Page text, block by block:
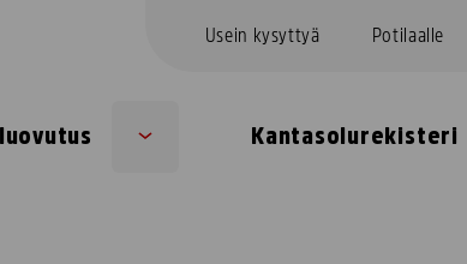
Usein kysyttyä Potilaalle
Kantasolurekisteri